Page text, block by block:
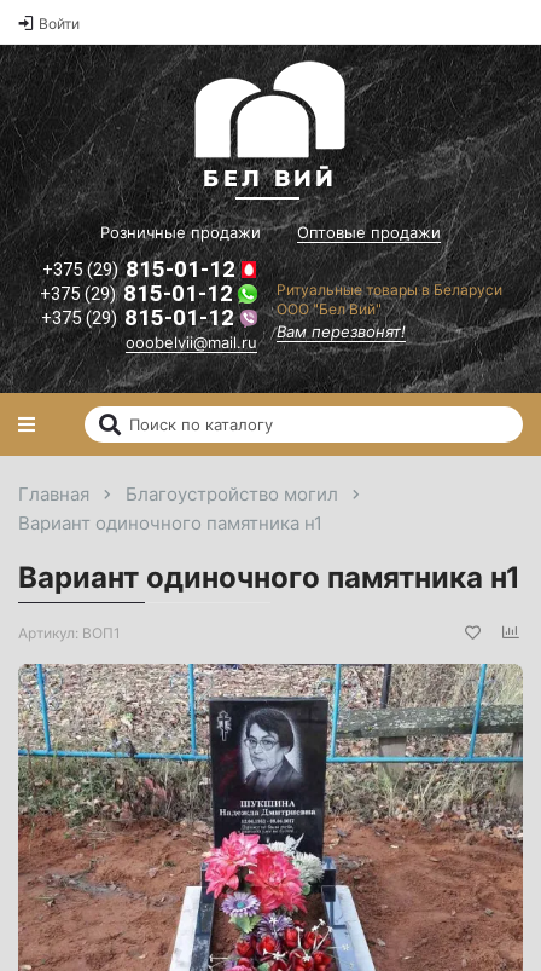
Войти
Розничные продажи Оптовые продажи
+375 (29) 815-01-12
+375 (29) 815-01-12
+375 (29) 815-01-12
ooobelvii@mail.ru
Ритуальные товары в Беларуси
ООО "Бел Вий"
Вам перезвонят!
Оптовые
цены на
памятники и
ритуальные
товары"
Вам
перезвонят!
Главная
Благоустройство могил
Вариант одиночного памятника н1
Вариант одиночного памятника н1
Артикул: ВОП1